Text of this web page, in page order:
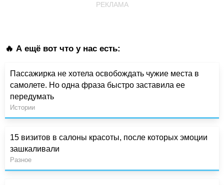
РЕКЛАМА
🔥 А ещё вот что у нас есть:
Пассажирка не хотела освобождать чужие места в
самолете. Но одна фраза быстро заставила ее
передумать
Истории
15 визитов в салоны красоты, после которых эмоции
зашкаливали
Разное